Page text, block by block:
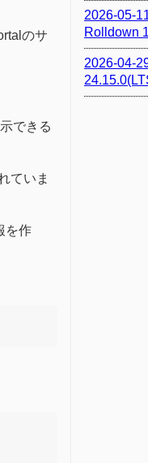
のサ
できる
ていま
を作
2026-05-
Rolldown
2026-04-